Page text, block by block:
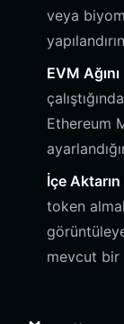
veya
EVM
Ethereum
İçe
token
mevcut bir